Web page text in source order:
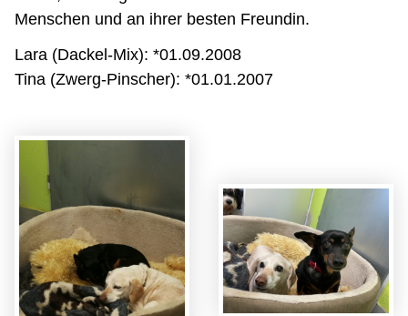
Menschen und an ihrer besten Freundin.
Lara (Dackel-Mix): *01.09.2008
Tina (Zwerg-Pinscher): *01.01.2007